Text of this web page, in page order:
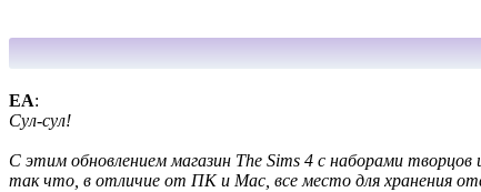
EA:
Сул-сул!
С этим обновлением магазин The Sims 4 с наборами
так что, в отличие от ПК и Mac, все место для хранения